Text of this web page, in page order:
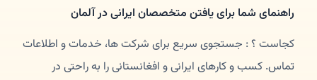
راهنمای شما برای یافتن متخصصان ایرانی در آلمان
کجاست ؟ : جستجوی سریع برای شرکت ها، خدمات و اطلاعات
تماس. کسب و کارهای ایرانی و افغانستانی را به راحتی در